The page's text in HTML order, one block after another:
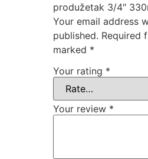
produžetak 3/4″
Your email address
published. Required
marked *
Your rating *
Your review *